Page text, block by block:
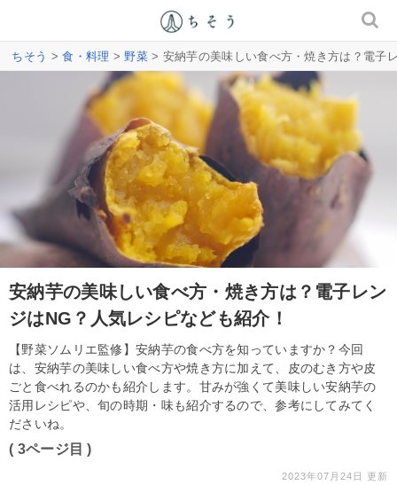
ちそう >食・料理 >野菜> 安納芋の美味しい食べ方・焼き方は？電子
安納芋の美味しい食べ方・焼き方は？電子レン
ジはNG？人気レシピなども紹介！
【野菜ソムリエ監修】安納芋の食べ方を知っていますか？今回
は、安納芋の美味しい食べ方や焼き方に加えて、皮のむき方や皮
ごと食べれるのかも紹介します。甘みが強くて美味しい安納芋の
活用レシピや、旬の時期・味も紹介するので、参考にしてみてく
ださいね。
( 3ページ目 )
2023年07月24日 更新